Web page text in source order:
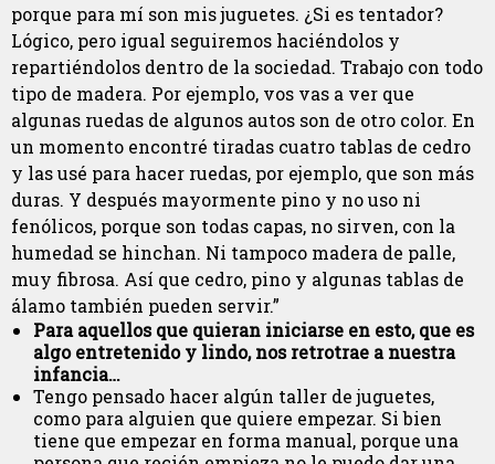
porque para mí son mis juguetes. ¿Si es tentador?
Lógico, pero igual seguiremos haciéndolos y
repartiéndolos dentro de la sociedad. Trabajo con todo
tipo de madera. Por ejemplo, vos vas a ver que
algunas ruedas de algunos autos son de otro color. En
un momento encontré tiradas cuatro tablas de cedro
y las usé para hacer ruedas, por ejemplo, que son más
duras. Y después mayormente pino y no uso ni
fenólicos, porque son todas capas, no sirven, con la
humedad se hinchan. Ni tampoco madera de palle,
muy fibrosa. Así que cedro, pino y algunas tablas de
álamo también pueden servir.”
Para aquellos que quieran iniciarse en esto, que es
algo entretenido y lindo, nos retrotrae a nuestra
infancia…
Tengo pensado hacer algún taller de juguetes,
como para alguien que quiere empezar. Si bien
tiene que empezar en forma manual, porque una